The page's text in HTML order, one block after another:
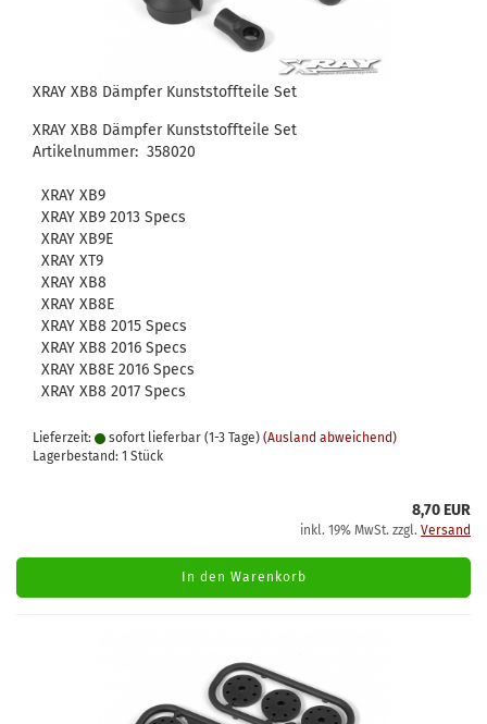
XRAY XB8 Dämpfer Kunststoffteile Set
XRAY XB8 Dämpfer Kunststoffteile Set
Artikelnummer: 358020
XRAY XB9
XRAY XB9 2013 Specs
XRAY XB9E
XRAY XT9
XRAY XB8
XRAY XB8E
XRAY XB8 2015 Specs
XRAY XB8 2016 Specs
XRAY XB8E 2016 Specs
XRAY XB8 2017 Specs
Lieferzeit: sofort lieferbar (1-3 Tage) (Ausland abweichend)
Lagerbestand: 1 Stück
8,70 EUR
inkl. 19% MwSt. zzgl. Versand
In den Warenkorb